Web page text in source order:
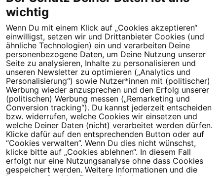
Dein Engagement macht den Unterschied. Schließe Dich 4,5
Millionen Menschen an.
Newsletter bestellen
Campact e.V.
IBAN DE95 2‍5‍1‍2 0‍5‍1‍0 6‍9‍8‍0 0‍0‍0‍0 0‍0
SozialBank
Direkt online spenden
NewsletterHilfe und
wichtig
Wenn Du mit einem Klick auf „Cookies akzeptieren“
einwilligst, setzen wir und Drittanbieter Cookies (und
ähnliche Technologien) ein und verarbeiten Deine
personenbezogene Daten, um Deine Nutzung unserer
Seite zu analysieren, Inhalte zu personalisieren und
unseren Newsletter zu optimieren („Analytics und
Personalisierung“) sowie Nutzer*innen mit (politischer)
Werbung wieder anzusprechen und den Erfolg unserer
(politischen) Werbung messen („Remarketing und
Conversion tracking“). Du kannst jederzeit entscheiden
bzw. widerrufen, welche Cookies wir einsetzen und
welche Deiner Daten (nicht) verarbeitet werden dürfen.
Klicke dafür auf den entsprechenden Button oder auf
“Cookies verwalten”. Wenn Du dies nicht wünschst,
klicke bitte auf „Cookies ablehnen“. In diesem Fall
erfolgt nur eine Nutzungsanalyse ohne dass Cookies
gespeichert werden. Weitere Informationen und die